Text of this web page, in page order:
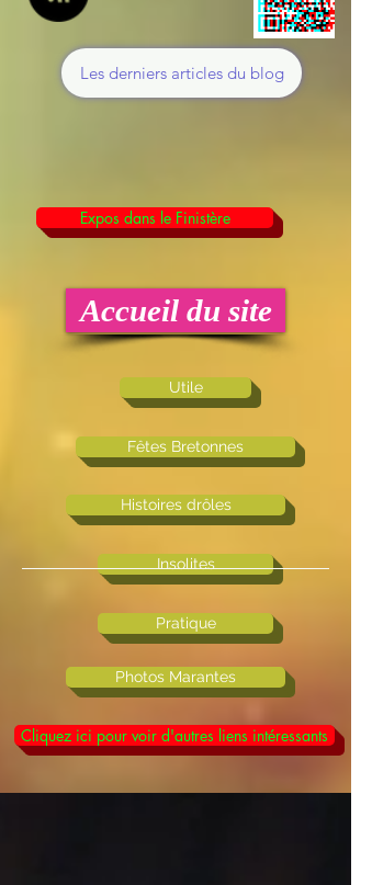
Les derniers articles du blog
Expos dans le Finistère
Accueil du site
Utile
Fêtes Bretonnes
Histoires drôles
Insolites
Pratique
Photos Marantes
Cliquez ici pour voir d'autres liens intéressants